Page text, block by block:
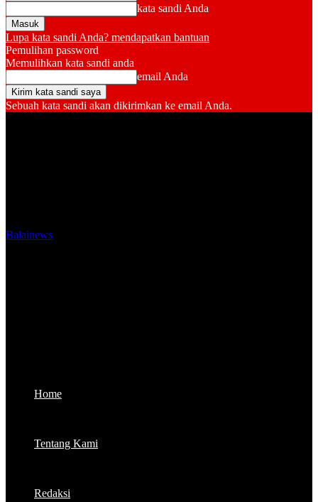
kata sandi Anda
Lupa kata sandi Anda? mendapatkan bantuan
Pemulihan password
Memulihkan kata sandi anda
email Anda
Sebuah kata sandi akan dikirimkan ke email Anda.
Balainews
Home
Tentang Kami
Redaksi